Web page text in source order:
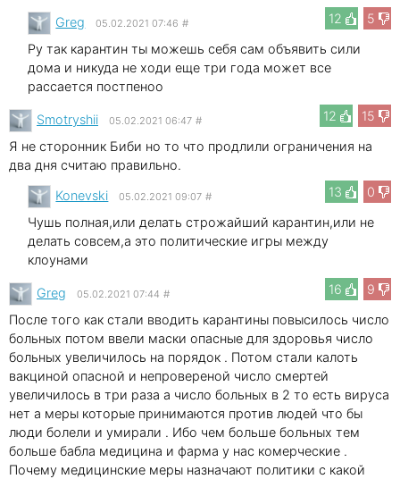
12
5
Greg 05.02.2021 07:46 #
Ру так карантин ты можешь себя сам объявить сили
дома и никуда не ходи еще три года может все
рассается постпеноо
12
15
Smotryshii 05.02.2021 06:47 #
Я не сторонник Биби но то что продлили ограничения на
два дня считаю правильно.
13
0
Konevski 05.02.2021 09:07 #
Чушь полная,или делать строжайший карантин,или не
делать совсем,а это политические игры между
клоунами
16
9
Greg 05.02.2021 07:44 #
После того как стали вводить карантины повысилось число
больных потом ввели маски опасные для здоровья число
больных увеличилось на порядок . Потом стали калоть
вакциной опасной и непровереной число смертей
увеличилось в три раза а число больных в 2 то есть вируса
нет а меры которые принимаются против людей что бы
люди болели и умирали . Ибо чем больше больных тем
больше бабла медицина и фарма у нас комерческие .
Почему медицинские меры назначают политики с какой